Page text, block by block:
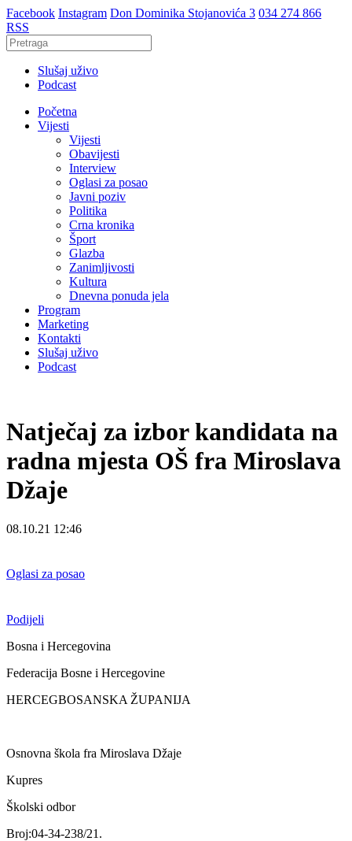
Facebook Instagram Don Dominika Stojanovića 3 034 274 866
RSS
Slušaj uživo
Podcast
Početna
Vijesti
Vijesti
Obavijesti
Interview
Oglasi za posao
Javni poziv
Politika
Crna kronika
Šport
Glazba
Zanimljivosti
Kultura
Dnevna ponuda jela
Program
Marketing
Kontakti
Slušaj uživo
Podcast
Natječaj za izbor kandidata na
radna mjesta OŠ fra Miroslava
Džaje
08.10.21 12:46
Oglasi za posao
Podijeli
Bosna i Hercegovina
Federacija Bosne i Hercegovine
HERCEGBOSANSKA ŽUPANIJA
Osnovna škola fra Miroslava Džaje
Kupres
Školski odbor
Broj:04-34-238/21.